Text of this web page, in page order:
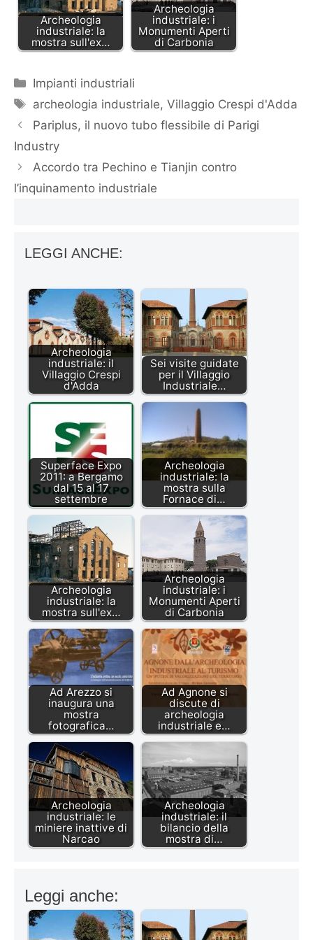
Archeologia
industriale: la
mostra sull'ex…
Archeologia
industriale: i
Monumenti Aperti
di Carbonia
Categorie
Impianti industriali
Tag
archeologia industriale,Villaggio Crespi d'Adda
Pariplus, il nuovo tubo flessibile di Parigi
Industry
Accordo tra Pechino e Tianjin contro
l’inquinamento industriale
LEGGI ANCHE:
Archeologia
industriale: il
Villaggio Crespi
d'Adda
Sei visite guidate
per il Villaggio
Industriale…
Superface Expo
2011: a Bergamo
dal 15 al 17
settembre
Archeologia
industriale: la
mostra sulla
Fornace di…
Archeologia
industriale: la
mostra sull'ex…
Archeologia
industriale: i
Monumenti Aperti
di Carbonia
Ad Arezzo si
inaugura una
mostra
fotografica…
Ad Agnone si
discute di
archeologia
industriale e…
Archeologia
industriale: le
miniere inattive di
Narcao
Archeologia
industriale: il
bilancio della
mostra di…
Leggi anche: